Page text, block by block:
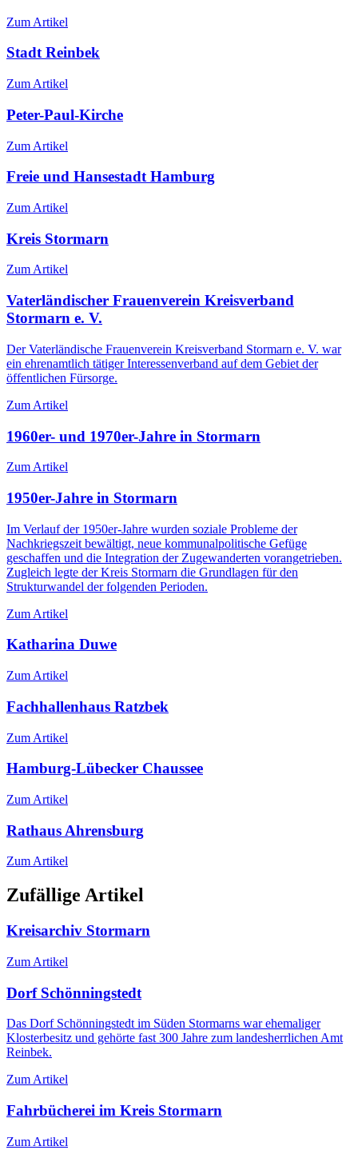
Zum Artikel
Stadt Reinbek
Zum Artikel
Peter-Paul-Kirche
Zum Artikel
Freie und Hansestadt Hamburg
Zum Artikel
Kreis Stormarn
Zum Artikel
Vaterländischer Frauenverein Kreisverband
Stormarn e. V.
Der Vaterländische Frauenverein Kreisverband Stormarn e. V. war
ein ehrenamtlich tätiger Interessenverband auf dem Gebiet der
öffentlichen Fürsorge.
Zum Artikel
1960er- und 1970er-Jahre in Stormarn
Zum Artikel
1950er-Jahre in Stormarn
Im Verlauf der 1950er-Jahre wurden soziale Probleme der
Nachkriegszeit bewältigt, neue kommunalpolitische Gefüge
geschaffen und die Integration der Zugewanderten vorangetrieben.
Zugleich legte der Kreis Stormarn die Grundlagen für den
Strukturwandel der folgenden Perioden.
Zum Artikel
Katharina Duwe
Zum Artikel
Fachhallenhaus Ratzbek
Zum Artikel
Hamburg-Lübecker Chaussee
Zum Artikel
Rathaus Ahrensburg
Zum Artikel
Zufällige Artikel
Kreisarchiv Stormarn
Zum Artikel
Dorf Schönningstedt
Das Dorf Schönningstedt im Süden Stormarns war ehemaliger
Klosterbesitz und gehörte fast 300 Jahre zum landesherrlichen Amt
Reinbek.
Zum Artikel
Fahrbücherei im Kreis Stormarn
Zum Artikel